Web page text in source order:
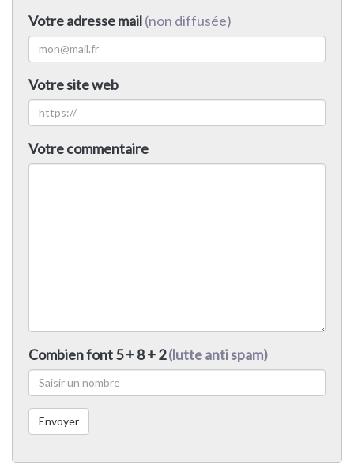
Votre adresse mail(non diffusée)
Votre site web
Votre commentaire
Combien font 5 + 8 + 2(lutte anti spam)